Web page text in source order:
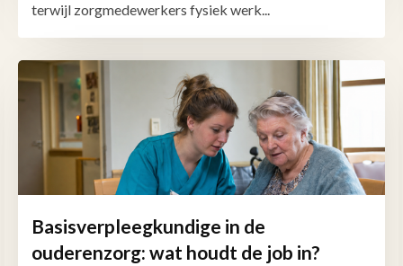
terwijl zorgmedewerkers fysiek werk...
Basisverpleegkundige in de
ouderenzorg: wat houdt de job in?